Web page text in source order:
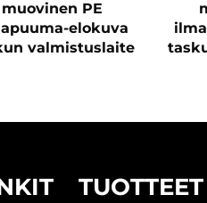
muovinen PE
elokuva
valmistuslaite
TUOTTEET